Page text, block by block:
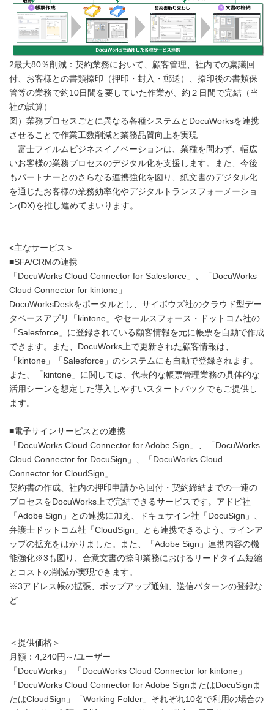
2最大80％削減：契約業務において、顧客管理、社内での稟議回
付、お客様との書類捺印（押印・封入・郵送）、捺印後の書類保
管等の業務で約10日間を要していた作業が、約２日間で完結（当
社の試算）
図）業務プロセスごとに異なる各種システムとDocuWorksを連携
させることで作業工数削減と業務品質向上を実現
富士フイルムビジネスイノベーションは、業種を問わず、幅広
いお客様の業務プロセスのデジタル化を支援します。また、今後
もパートナーとのさらなる連携強化を図り、紙文書のデジタル化
を通じたお客様の業務効率化やデジタルトランスフォーメーショ
ン(DX)を推し進めてまいります。
<主なサービス＞
■SFA/CRMの連携
「DocuWorks Cloud Connector for Salesforce」、「DocuWorks
Cloud Connector for kintone」
DocuWorksDeskをポータルとし、サイボウズ社のクラウド型デー
タベースアプリ「kintone」やセールスフォース・ドットコム社の
「Salesforce」に登録されている顧客情報を元に帳票を自動で作成
できます。また、DocuWorks上で更新された顧客情報は、
「kintone」「Salesforce」のシステムにも自動で登録されます。
また、「kintone」に関しては、代表的な帳票管理業務の具体的な
活用シーンを想定した導入しやすいスタートパックでもご提供し
ます。
■電子サインサービスとの連携
「DocuWorks Cloud Connector for Adobe Sign」、「DocuWorks
Cloud Connector for DocuSign」、「DocuWorks Cloud
Connector for CloudSign」
契約書の作成、社内の押印申請から回付・契約締結までの一連の
プロセスをDocuWorks上で完結できるサービスです。アドビ社
「Adobe Sign」との連携に加え、ドキュサイン社「DocuSign」、
弁護士ドットコム社「CloudSign」とも連携できるよう、ラインア
ップの拡充をはかりました。また、「Adobe Sign」連携内容の機
能強化※3も図り、合意文書の捺印業務におけるリードタイム短縮
とコストの削減が実現できます。
※3アドレス帳の拡張、ポップアップ通知、送信パターンの登録な
ど
＜提供価格＞
月額：4,240円～/ユーザー
「DocuWorks」 「DocuWorks Cloud Connector for kintone」
「DocuWorks Cloud Connector for Adobe SignまたはDocuSignま
たはCloudSign」「Working Folder」それぞれ10名で利用の場合の